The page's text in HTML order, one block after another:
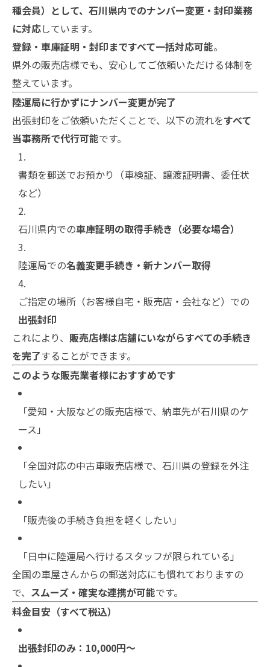
種会員）として、石川県内でのナンバー変更・封印業務
に対応しています。
登録・車庫証明・封印まですべて一括対応可能。
県外の販売店様でも、安心してご依頼いただける体制を
整えています。
陸運局に行かずにナンバー変更が完了
出張封印をご依頼いただくことで、以下の流れをすべて
当事務所で代行可能です。
書類を郵送でお預かり（車検証、譲渡証明書、委任状
など）
石川県内での車庫証明の取得手続き（必要な場合）
陸運局での名義変更手続き・新ナンバー取得
ご指定の場所（お客様自宅・販売店・会社など）での
出張封印
これにより、 販売店様は店舗にいながらすべての手続き
を完了することができます。
このような販売業者様におすすめです
「愛知・大阪などの販売店様で、納車先が石川県のケ
ース」
「全国対応の中古車販売店様で、石川県の登録を外注
したい」
「販売後の手続き負担を軽くしたい」
「日中に陸運局へ行けるスタッフが限られている」
全国の車屋さんからの郵送対応にも慣れておりますの
で、 スムーズ・確実な連携が可能です。
料金目安（すべて税込）
出張封印のみ：10,000円～